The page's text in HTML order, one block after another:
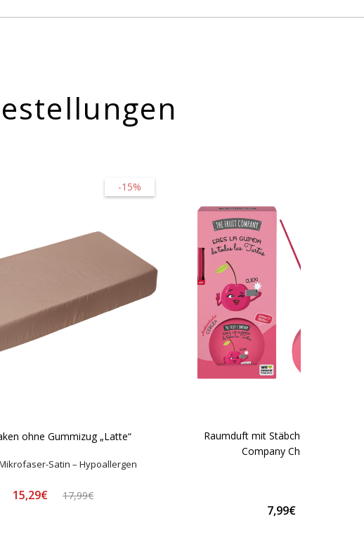
-15%
ohne Gummizug „Latte“
Satin – Hypoallergen
15,29€ 17,99€
Raumduft mit Stäbchen "The Fruit
Company Cherry"
7,99€